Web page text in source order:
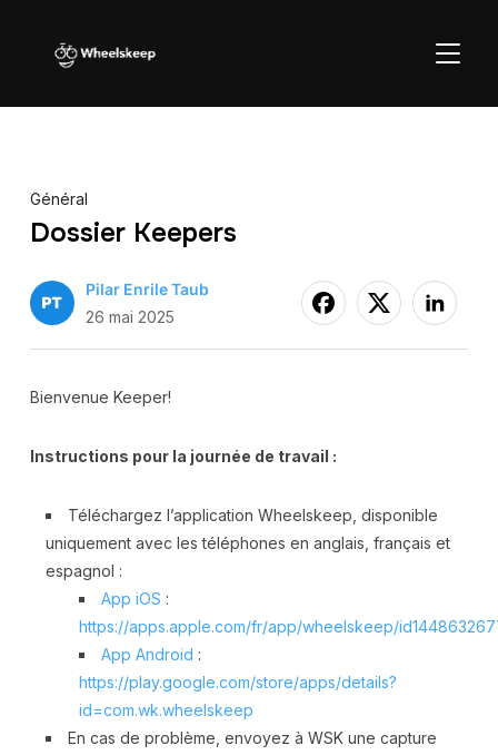
Général
Dossier Keepers
Pilar Enrile Taub
26 mai 2025
Bienvenue Keeper!
Instructions pour la journée de travail :
Téléchargez l’application Wheelskeep, disponible
uniquement avec les téléphones en anglais, français et
espagnol :
App iOS :
https://apps.apple.com/fr/app/wheelskeep/
App Android :
https://play.google.com/store/apps/details?
id=com.wk.wheelskeep
En cas de problème, envoyez à WSK une capture